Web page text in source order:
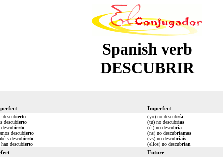
Spanish verb
DESCUBRIR
Imperfect
descubierto
descubierto
ierto
descubierto
descubierto
descubierto
(yo) no descubría
(tú) no descubrías
(él) no descubría
(ns) no descubríamos
(vs) no descubríais
(ellos) no descubrían
Future